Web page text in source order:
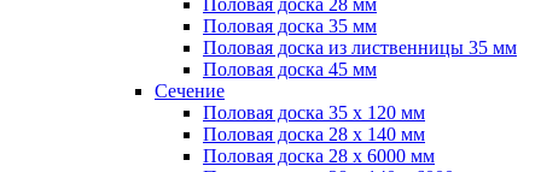
Половая доска 28 мм
Половая доска 35 мм
Половая доска из лиственницы 35 мм
Половая доска 45 мм
Сечение
Половая доска 35 х 120 мм
Половая доска 28 х 140 мм
Половая доска 28 х 6000 мм